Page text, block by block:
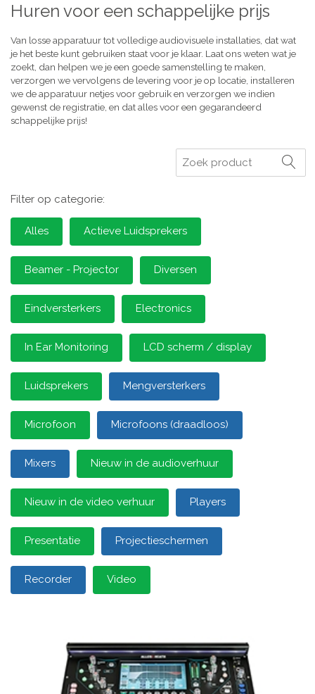
Huren voor een schappelijke prijs
Van losse apparatuur tot volledige audiovisuele installaties, dat wat
je het beste kunt gebruiken staat voor je klaar. Laat ons weten wat je
zoekt, dan helpen we je een goede samenstelling te maken,
verzorgen we vervolgens de levering voor je op locatie, installeren
we de apparatuur netjes voor gebruik en verzorgen we indien
gewenst de registratie, en dat alles voor een gegarandeerd
schappelijke prijs!
Zoeken
Filter op categorie:
Alles Actieve Luidsprekers
Beamer - Projector Diversen
Eindversterkers Electronics
In Ear Monitoring LCD scherm / display
Luidsprekers Mengversterkers
Microfoon Microfoons (draadloos)
Mixers Nieuw in de audioverhuur
Nieuw in de video verhuur Players
Presentatie Projectieschermen
Recorder Video